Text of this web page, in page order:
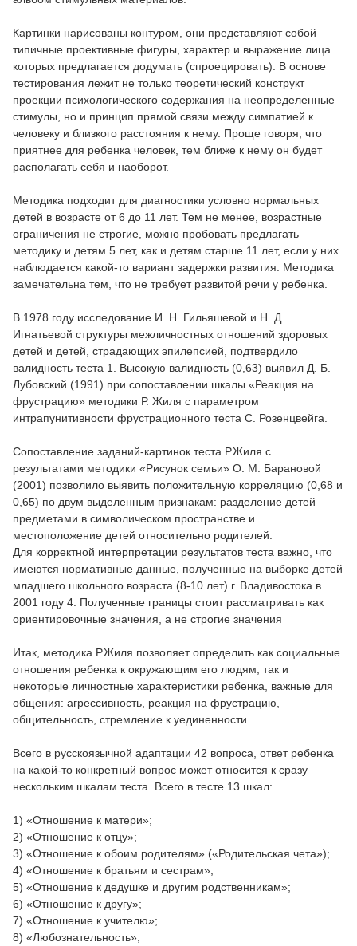
Картинки нарисованы контуром, они представляют собой
типичные проективные фигуры, характер и выражение лица
которых предлагается додумать (спроецировать). В основе
тестирования лежит не только теоретический конструкт
проекции психологического содержания на неопределенные
стимулы, но и принцип прямой связи между симпатией к
человеку и близкого расстояния к нему. Проще говоря, что
приятнее для ребенка человек, тем ближе к нему он будет
располагать себя и наоборот.
Методика подходит для диагностики условно нормальных
детей в возрасте от 6 до 11 лет. Тем не менее, возрастные
ограничения не строгие, можно пробовать предлагать
методику и детям 5 лет, как и детям старше 11 лет, если у них
наблюдается какой-то вариант задержки развития. Методика
замечательна тем, что не требует развитой речи у ребенка.
В 1978 году исследование И. Н. Гильяшевой и Н. Д.
Игнатьевой структуры межличностных отношений здоровых
детей и детей, страдающих эпилепсией, подтвердило
валидность теста 1. Высокую валидность (0,63) выявил Д. Б.
Лубовский (1991) при сопоставлении шкалы «Реакция на
фрустрацию» методики Р. Жиля с параметром
интрапунитивности фрустрационного теста С. Розенцвейга.
Сопоставление заданий-картинок теста Р.Жиля с
результатами методики «Рисунок семьи» О. М. Барановой
(2001) позволило выявить положительную корреляцию (0,68 и
0,65) по двум выделенным признакам: разделение детей
предметами в символическом пространстве и
местоположение детей относительно родителей.
Для корректной интерпретации результатов теста важно, что
имеются нормативные данные, полученные на выборке детей
младшего школьного возраста (8-10 лет) г. Владивостока в
2001 году 4. Полученные границы стоит рассматривать как
ориентировочные значения, а не строгие значения
Итак, методика Р.Жиля позволяет определить как социальные
отношения ребенка к окружающим его людям, так и
некоторые личностные характеристики ребенка, важные для
общения: агрессивность, реакция на фрустрацию,
общительность, стремление к уединенности.
Всего в русcкоязычной адаптации 42 вопроса, ответ ребенка
на какой-то конкретный вопрос может относится к сразу
нескольким шкалам теста. Всего в тесте 13 шкал:
1) «Отношение к матери»;
2) «Отношение к отцу»;
3) «Отношение к обоим родителям» («Родительская чета»);
4) «Отношение к братьям и сестрам»;
5) «Отношение к дедушке и другим родственникам»;
6) «Отношение к другу»;
7) «Отношение к учителю»;
8) «Любознательность»;